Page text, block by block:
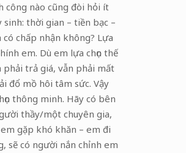
công nào cũng đòi hỏi ít
sinh: thời gian – tiền bạc –
có chấp nhận không? Lựa
em. Dù em lựa chọn thế
phải trả giá, vẫn phải mất
đổ mồ hôi tâm sức. Vậy
thông minh. Hãy có bên
thầy/một chuyên gia,
gặp khó khăn – em đi
sẽ có người nắn chỉnh em